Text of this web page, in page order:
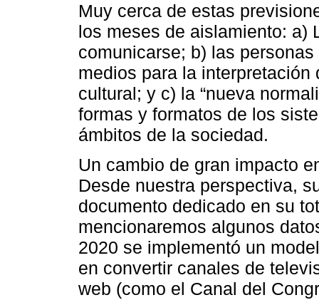
Muy cerca de estas
los meses de aislamiento: a)
comunicarse; b) las
medios para la
cultural; y c) la “nueva
formas y formatos de los
ámbitos de la sociedad.
Un cambio de gran impacto
Desde nuestra perspectiva,
documento dedicado en su
mencionaremos algunos
2020 se implementó un
en convertir canales de
web (como el Canal del